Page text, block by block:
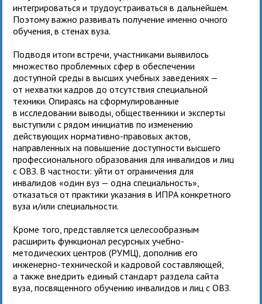
интегрироваться и трудоустраиваться в дальнейшем.
Поэтому важно развивать получение именно очного
обучения, в стенах вуза.
Подводя итоги встречи, участниками выявилось
множество проблемных сфер в обеспечении
доступной среды в высших учебных заведениях —
от нехватки кадров до отсутствия специальной
техники. Опираясь на сформулированные
в исследовании выводы, общественники и эксперты
выступили с рядом инициатив по изменению
действующих нормативно-правовых актов,
направленных на повышение доступности высшего
профессионального образования для инвалидов и лиц
с ОВЗ. В частности: уйти от ограничения для
инвалидов «один вуз — одна специальность»,
отказаться от практики указания в ИПРА конкретного
вуза и/или специальности.
Кроме того, представляется целесообразным
расширить функционал ресурсных учебно-
методических центров (РУМЦ), дополнив его
инженерно-технической и кадровой составляющей,
а также внедрить единый стандарт раздела сайта
вуза, посвященного обучению инвалидов и лиц с ОВЗ.